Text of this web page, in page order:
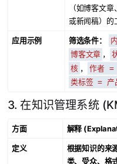
（如博客文
或新闻稿）的
应用示例 筛选条件：
博客文章 ，
核 ， 作者 =
类标签 = 产
3. 在知识管理系统
方面 解释
定义
根据知识的来
类、受众、格